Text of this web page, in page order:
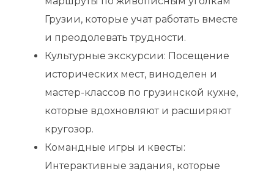
Грузии, которые учат работать вместе
и преодолевать трудности.
Культурные экскурсии: Посещение
исторических мест, виноделен и
мастер-классов по грузинской кухне,
которые вдохновляют и расширяют
кругозор.
Командные игры и квесты:
Интерактивные задания, которые